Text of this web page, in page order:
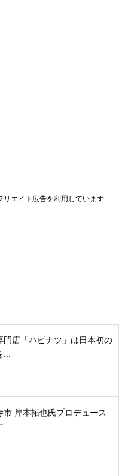
リエイト広告を利用しています
門店「ハピナツ」は日本初の
市 岸本拓也氏プロデュース